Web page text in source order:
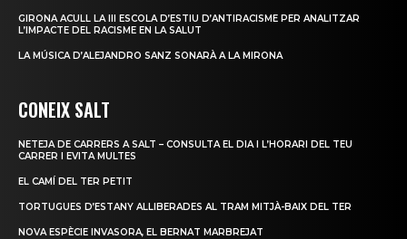
GIRONA ACULL LA III ESCOLA D’ESTIU D’ANTIRACISME PER ANALITZAR
L’IMPACTE DEL RACISME EN LA SALUT
LA MÚSICA D’ALEJANDRO SANZ SONARÀ A LA MIRONA
CONEIX SALT
NETEJA DE CARRERS A SALT – CONSULTA EL DIA I L’HORARI DEL TEU
CARRER I EVITA MULTES
EL CAMÍ DEL TER PETIT
TORTUGUES D’ESTANY ALLIBERADES AL TRAM MITJÀ-BAIX DEL TER
NOVA ESPÈCIE INVASORA, EL BERNAT MARBREJAT